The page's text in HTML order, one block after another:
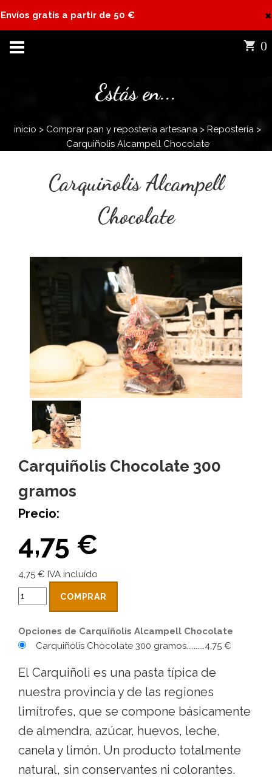
Envíos gratis a partir de 50 € ×
0
Estás en...
inicio > Comprar pan y reposteria artesana > Repostería >
Carquiñolis Alcampell Chocolate
Carquiñolis Alcampell
Chocolate
Carquiñolis Chocolate 300
gramos
Precio:
4,75 €
4,75 € IVA incluído
COMPRAR
Opciones de Carquiñolis Alcampell Chocolate
Carquiñolis Chocolate 300 gramos..........4,75 €
El Carquiñoli es una pasta típica de
nuestra provincia y de las regiones
limítrofes, que se compone básicamente
de almendra, azúcar, huevos, leche,
canela y limón. Un producto totalmente
natural, sin conservantes ni colorantes.